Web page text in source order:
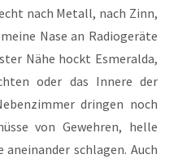
nach Metall, nach Zinn,
Nase an Radio­ge­rä­te
Nähe hockt Esme­ral­da,
oder das Inne­re der
drin­gen noch
von Geweh­ren, hel­le
schla­gen. Auch